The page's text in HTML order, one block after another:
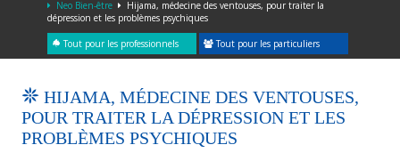
Neo Bien-être
Hijama, médecine des ventouses, pour traiter la
dépression et les problèmes psychiques
Tout pour les professionnels Tout pour les particuliers
HIJAMA, MÉDECINE DES VENTOUSES,
POUR TRAITER LA DÉPRESSION ET LES
PROBLÈMES PSYCHIQUES